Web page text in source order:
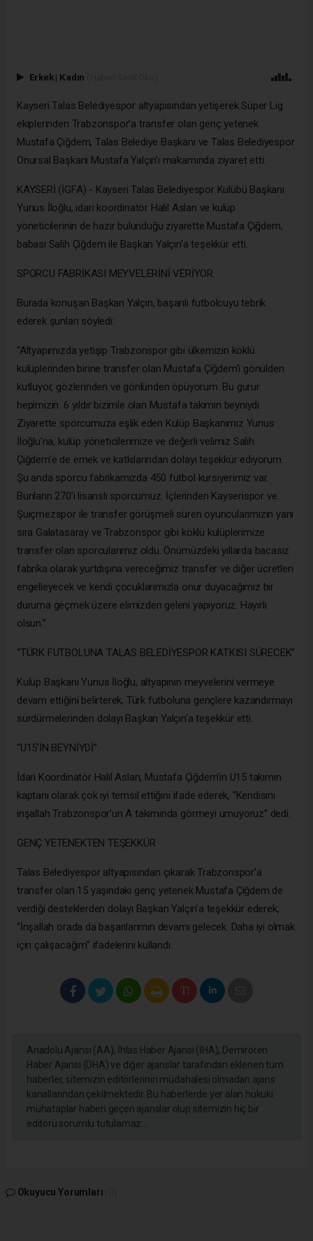
Erkek | Kadın
Kayseri Talas Belediyespor altyapısından yetişerek Süper Lig
ekiplerinden Trabzonspor’a transfer olan genç yetenek
Mustafa Çiğdem, Talas Belediye Başkanı ve Talas Belediyespor
Onursal Başkanı Mustafa Yalçın’ı makamında ziyaret etti.
KAYSERİ (İGFA) - Kayseri Talas Belediyespor Kulübü Başkanı
Yunus İloğlu, idari koordinatör Halil Aslan ve kulüp
yöneticilerinin de hazır bulunduğu ziyarette Mustafa Çiğdem,
babası Salih Çiğdem ile Başkan Yalçın’a teşekkür etti.
SPORCU FABRİKASI MEYVELERİNİ VERİYOR
Burada konuşan Başkan Yalçın, başarılı futbolcuyu tebrik
ederek şunları söyledi:
“Altyapımızda yetişip Trabzonspor gibi ülkemizin köklü
kulüplerinden birine transfer olan Mustafa Çiğdem’i gönülden
kutluyor, gözlerinden ve gönlünden öpüyorum. Bu gurur
hepimizin. 6 yıldır bizimle olan Mustafa takımın beyniydi.
Ziyarette sporcumuza eşlik eden Kulüp Başkanımız Yunus
İloğlu’na, kulüp yöneticilerimize ve değerli velimiz Salih
Çiğdem’e de emek ve katkılarından dolayı teşekkür ediyorum.
Şu anda sporcu fabrikamızda 450 futbol kursiyerimiz var.
Bunların 270’i lisanslı sporcumuz. İçlerinden Kayserispor ve
Şuiçmezspor ile transfer görüşmeli süren oyuncularımızın yanı
sıra Galatasaray ve Trabzonspor gibi köklü kulüplerimize
transfer olan sporcularımız oldu. Önümüzdeki yıllarda bacasız
fabrika olarak yurtdışına vereceğimiz transfer ve diğer ücretleri
engelleyecek ve kendi çocuklarımızla onur duyacağımız bir
duruma geçmek üzere elimizden geleni yapıyoruz. Hayırlı
olsun.”
“TÜRK FUTBOLUNA TALAS BELEDİYESPOR KATKISI SÜRECEK”
Kulüp Başkanı Yunus İloğlu, altyapının meyvelerini vermeye
devam ettiğini belirterek, Türk futboluna gençlere kazandırmayı
sürdürmelerinden dolayı Başkan Yalçın’a teşekkür etti.
“U15’İN BEYNİYDİ”
İdari Koordinatör Halil Aslan, Mustafa Çiğdem’in U15 takımın
kaptanı olarak çok iyi temsil ettiğini ifade ederek, “Kendisini
inşallah Trabzonspor’un A takımında görmeyi umuyoruz” dedi.
GENÇ YETENEKTEN TEŞEKKÜR
Talas Belediyespor altyapısından çıkarak Trabzonspor’a
transfer olan 15 yaşındaki genç yetenek Mustafa Çiğdem de
verdiği desteklerden dolayı Başkan Yalçın’a teşekkür ederek,
“İnşallah orada da başarılarımın devamı gelecek. Daha iyi olmak
için çalışacağım” ifadelerini kullandı.
Anadolu Ajansı (AA), İhlas Haber Ajansı (İHA), Demirören
Haber Ajansı (DHA) ve diğer ajanslar tarafından eklenen tüm
haberler, sitemizin editörlerinin müdahalesi olmadan ajans
kanallarından çekilmektedir. Bu haberlerde yer alan hukuki
muhataplar haberi geçen ajanslar olup sitemizin hiç bir
editörü sorumlu tutulamaz...
Okuyucu Yorumları